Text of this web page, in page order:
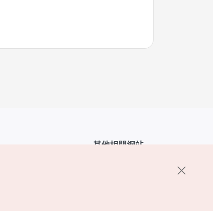
其他相關網站